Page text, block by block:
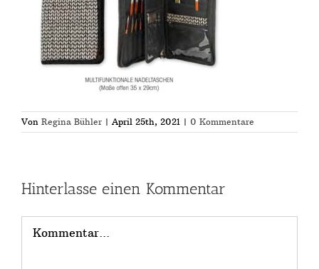
Von Regina Bühler | April 25th, 2021 | 0 Kommentare
Hinterlasse einen Kommentar
Kommentar